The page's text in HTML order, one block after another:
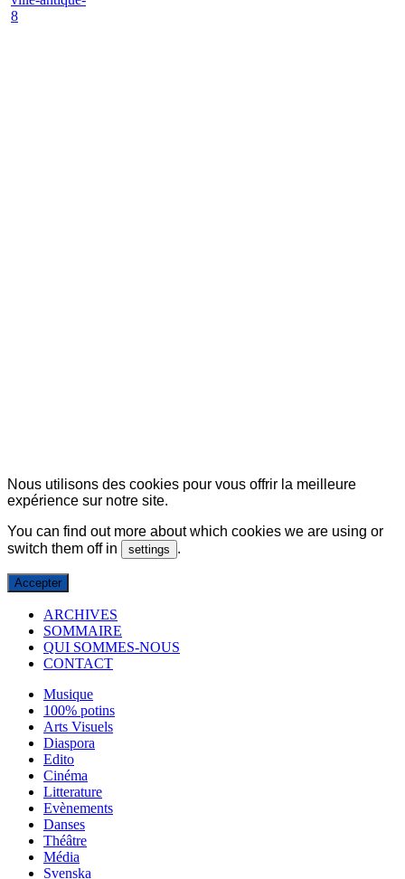
Nous utilisons des cookies pour vous offrir la meilleure
expérience sur notre site.
You can find out more about which cookies we are using or
switch them off in
settings .
Accepter
ARCHIVES
SOMMAIRE
QUI SOMMES-NOUS
CONTACT
Musique
100% potins
Arts Visuels
Diaspora
Edito
Cinéma
Litterature
Evènements
Danses
Théâtre
Média
Svenska